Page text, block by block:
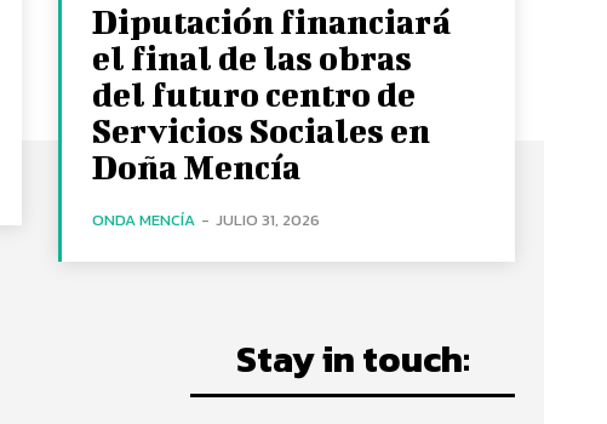
Diputación financiará
el final de las obras
del futuro centro de
Servicios Sociales en
Doña Mencía
ONDA MENCÍA - JULIO 31, 2026
Stay in touch: